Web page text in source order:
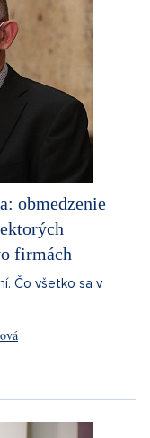
obmedzenie
firmách
Čo všetko sa v